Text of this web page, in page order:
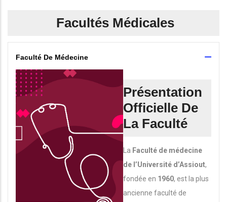
Facultés Médicales
Faculté De Médecine
Présentation
Officielle De
La Faculté
La Faculté de médecine
de l’Université d’Assiout,
fondée en 1960, est la plus
ancienne faculté de